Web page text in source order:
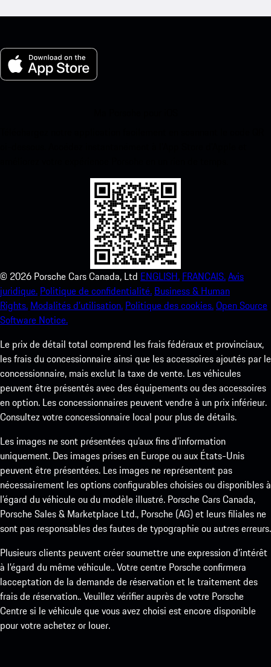
© 2026 Porsche Cars Canada, Ltd ENGLISH. FRANCAIS.Avis
juridique. Politique de confidentialité. Business & Human
Rights. Modalités d’utilisation. Politique des cookies.Open Source
Software Notice.
Le prix de détail total comprend les frais fédéraux et provinciaux,
les frais du concessionnaire ainsi que les accessoires ajoutés par le
concessionnaire, mais exclut la taxe de vente. Les véhicules
peuvent être présentés avec des équipements ou des accessoires
en option. Les concessionnaires peuvent vendre à un prix inférieur.
Consultez votre concessionnaire local pour plus de détails.
Les images ne sont présentées qu’aux fins d’information
uniquement. Des images prises en Europe ou aux États-Unis
peuvent être présentées. Les images ne représentent pas
nécessairement les options configurables choisies ou disponibles à
l’égard du véhicule ou du modèle illustré. Porsche Cars Canada,
Porsche Sales & Marketplace Ltd., Porsche (AG) et leurs filiales ne
sont pas responsables des fautes de typographie ou autres erreurs.
Plusieurs clients peuvent créer soumettre une expression d’intérêt
à l’égard du même véhicule.. Votre centre Porsche confirmera
lacceptation de la demande de réservation et le traitement des
frais de réservation.. Veuillez vérifier auprès de votre Porsche
Centre si le véhicule que vous avez choisi est encore disponible
pour votre achetez or louer.